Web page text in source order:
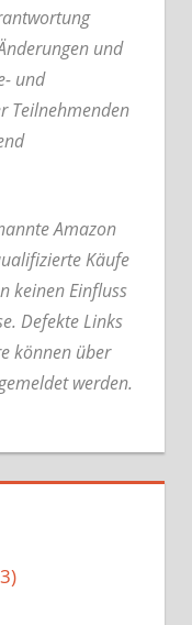
und
und
Teilnehmenden
Amazon
Käufe
keinen Einfluss
Defekte Links
können über
werden.